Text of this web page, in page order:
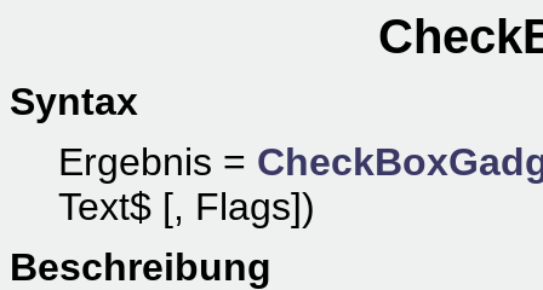
Syntax
Ergebnis =
Text$ [, Flags])
Beschreibung